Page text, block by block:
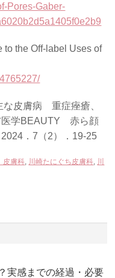
Pores-Gaber-
to the Off-label Uses of
な皮膚病 重症痤瘡、
医学BEAUTY 赤ら顔
．7（2）．19-25
皮膚科 川崎たにぐち皮膚科
川
実感までの経過・必要